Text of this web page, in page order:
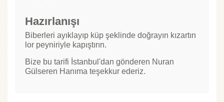
Hazırlanışı
Biberleri ayıklayıp küp şeklinde doğrayın kızartın
lor peyniriyle kapıştırın.
Bize bu tarifi İstanbul'dan gönderen Nuran
Gülseren Hanıma teşekkur ederiz.